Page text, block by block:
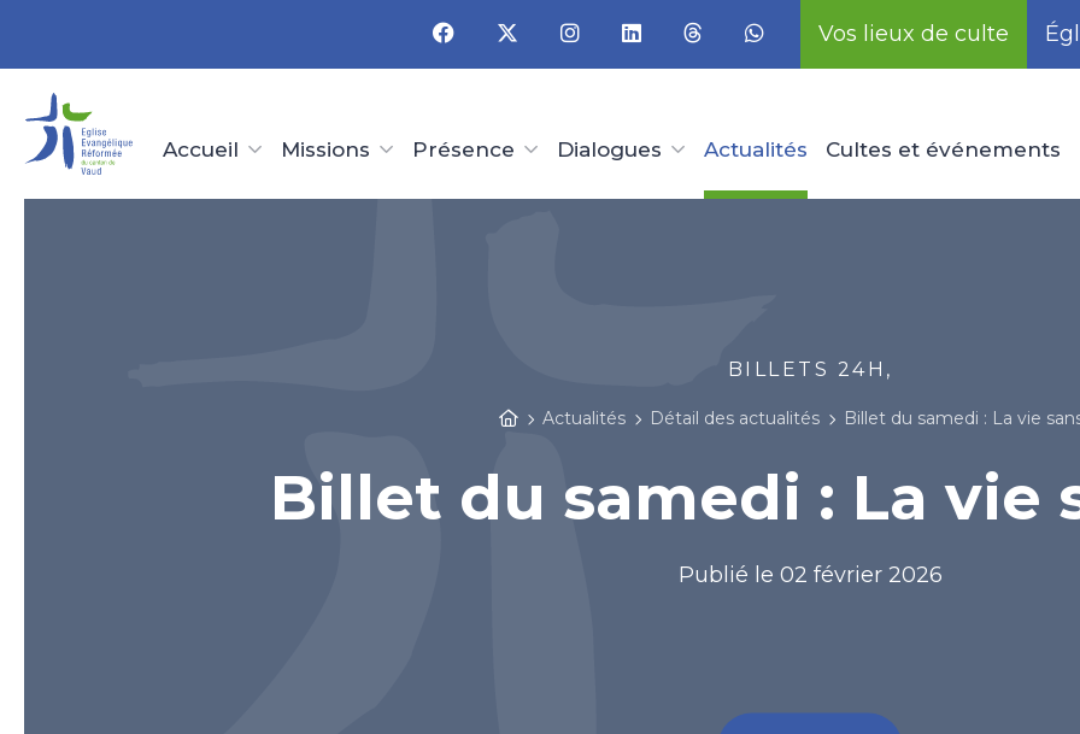
Vos lieux de culte
Accueil Missions Présence Dialogues Actualités Cultes et événements
BILLETS 24H,
Actualités Détail des actualités Billet du samedi : La vie
Billet du samedi : La vie
Publié le 02 février 2026